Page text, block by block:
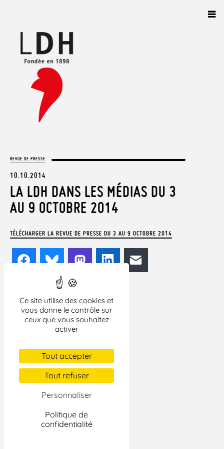
Ce site utilise des cookies et
vous donne le contrôle sur
ceux que vous souhaitez
activer
Tout accepter
Tout refuser
Personnaliser
Politique de
confidentialité
REVUE DE PRESSE
10.10.2014
LA LDH DANS LES MÉDIAS DU 3
AU 9 OCTOBRE 2014
TÉLÉCHARGER LA REVUE DE PRESSE DU 3 AU 9 OCTOBRE 2014
FacebookBlueskyMastodon
LinkedIn